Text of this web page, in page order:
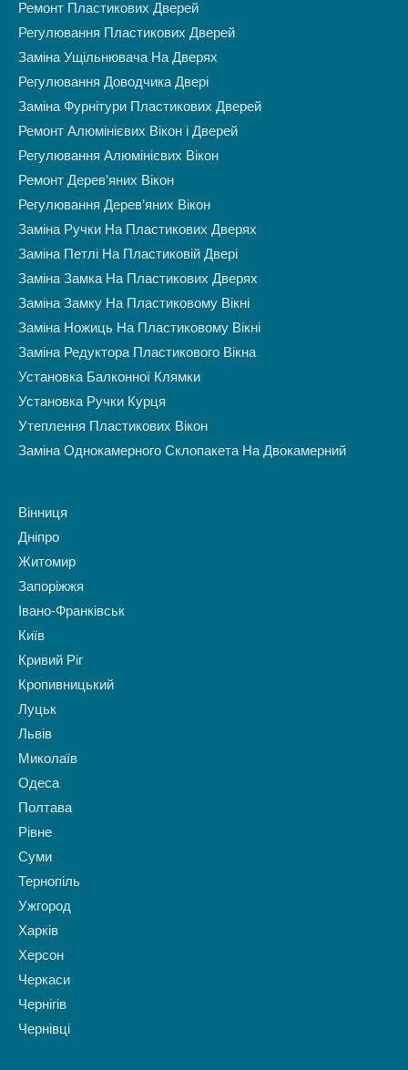
Ремонт Пластикових Дверей
Регулювання Пластикових Дверей
Заміна Ущільнювача На Дверях
Регулювання Доводчика Двері
Заміна Фурнітури Пластикових Дверей
Ремонт Алюмінієвих Вікон і Дверей
Регулювання Алюмінієвих Вікон
Ремонт Дерев’яних Вікон
Регулювання Дерев’яних Вікон
Заміна Ручки На Пластикових Дверях
Заміна Петлі На Пластиковій Двері
Заміна Замка На Пластикових Дверях
Заміна Замку На Пластиковому Вікні
Заміна Ножиць На Пластиковому Вікні
Заміна Редуктора Пластикового Вікна
Установка Балконної Клямки
Установка Ручки Курця
Утеплення Пластикових Вікон
Заміна Однокамерного Склопакета На Двокамерний
Вінниця
Дніпро
Житомир
Запоріжжя
Івано-Франківськ
Київ
Кривий Ріг
Кропивницький
Луцьк
Львів
Миколаїв
Одеса
Полтава
Рівне
Суми
Тернопіль
Ужгород
Харків
Херсон
Черкаси
Чернігів
Чернівці